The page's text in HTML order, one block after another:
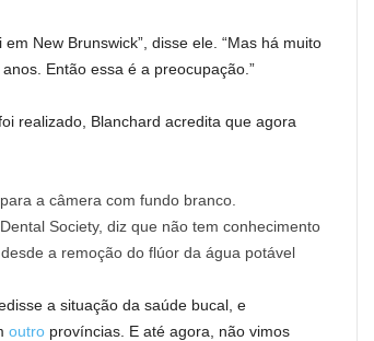
New Brunswick”, disse ele. “Mas há muito
Então essa é a preocupação.”
realizado, Blanchard acredita que agora
Society, diz que não tem conhecimento
a remoção do flúor da água potável
a situação da saúde bucal, e
outroprovíncias. E até agora, não vimos